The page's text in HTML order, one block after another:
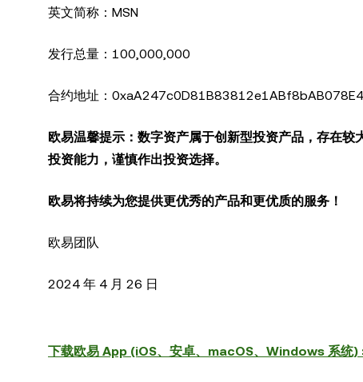
英文简称：MSN
发行总量：100,000,000
合约地址：
欧易温馨提示：数字资产属于创新型投资产品，存在
投资能力，谨慎作出投资选择。
欧易将持续为您提供更优秀的产品和更优质的服务！
欧易团队
2024 年 4 月 26 日
下载欧易 App (iOS、安卓、macOS、Windows 系统)